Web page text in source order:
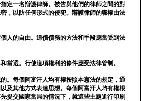
定一名辯護律師。被告與他們的律師之間的對
，以防任何形式的侵犯。辯護律師的職權由法
人的自由。追償債務的方法和手段應當受到法
當選。行使這項權利的條件應受法律管制。
。每個阿富汗人均有權按照本憲法的規定，通
及其他方式表達思想。每個阿富汗人均有權根
提交國家當局的情況下，就這些主題進行印刷